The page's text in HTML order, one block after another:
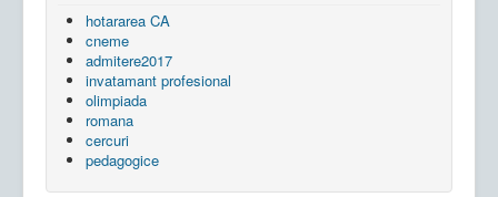
hotararea CA
cneme
admitere2017
invatamant profesional
olimpiada
romana
cercuri
pedagogice